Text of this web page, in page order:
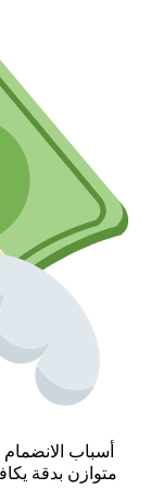
أسباب
متوازن بدقة